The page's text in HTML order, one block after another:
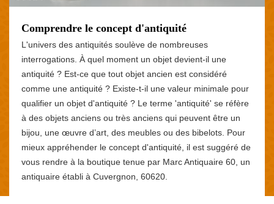
Comprendre le concept d'antiquité
L'univers des antiquités soulève de nombreuses
interrogations. À quel moment un objet devient-il une
antiquité ? Est-ce que tout objet ancien est considéré
comme une antiquité ? Existe-t-il une valeur minimale pour
qualifier un objet d'antiquité ? Le terme 'antiquité' se réfère
à des objets anciens ou très anciens qui peuvent être un
bijou, une œuvre d’art, des meubles ou des bibelots. Pour
mieux appréhender le concept d'antiquité, il est suggéré de
vous rendre à la boutique tenue par Marc Antiquaire 60, un
antiquaire établi à Cuvergnon, 60620.